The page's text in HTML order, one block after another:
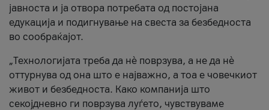
јавноста и ја отвора потребата од постојана
едукација и подигнување на свеста за безбедноста
во сообраќајот.
„Технологијата треба да нè поврзува, а не да нè
оттурнува од она што е најважно, а тоа е човечкиот
живот и безбедноста. Како компанија што
секојдневно ги поврзува луѓето, чувствуваме